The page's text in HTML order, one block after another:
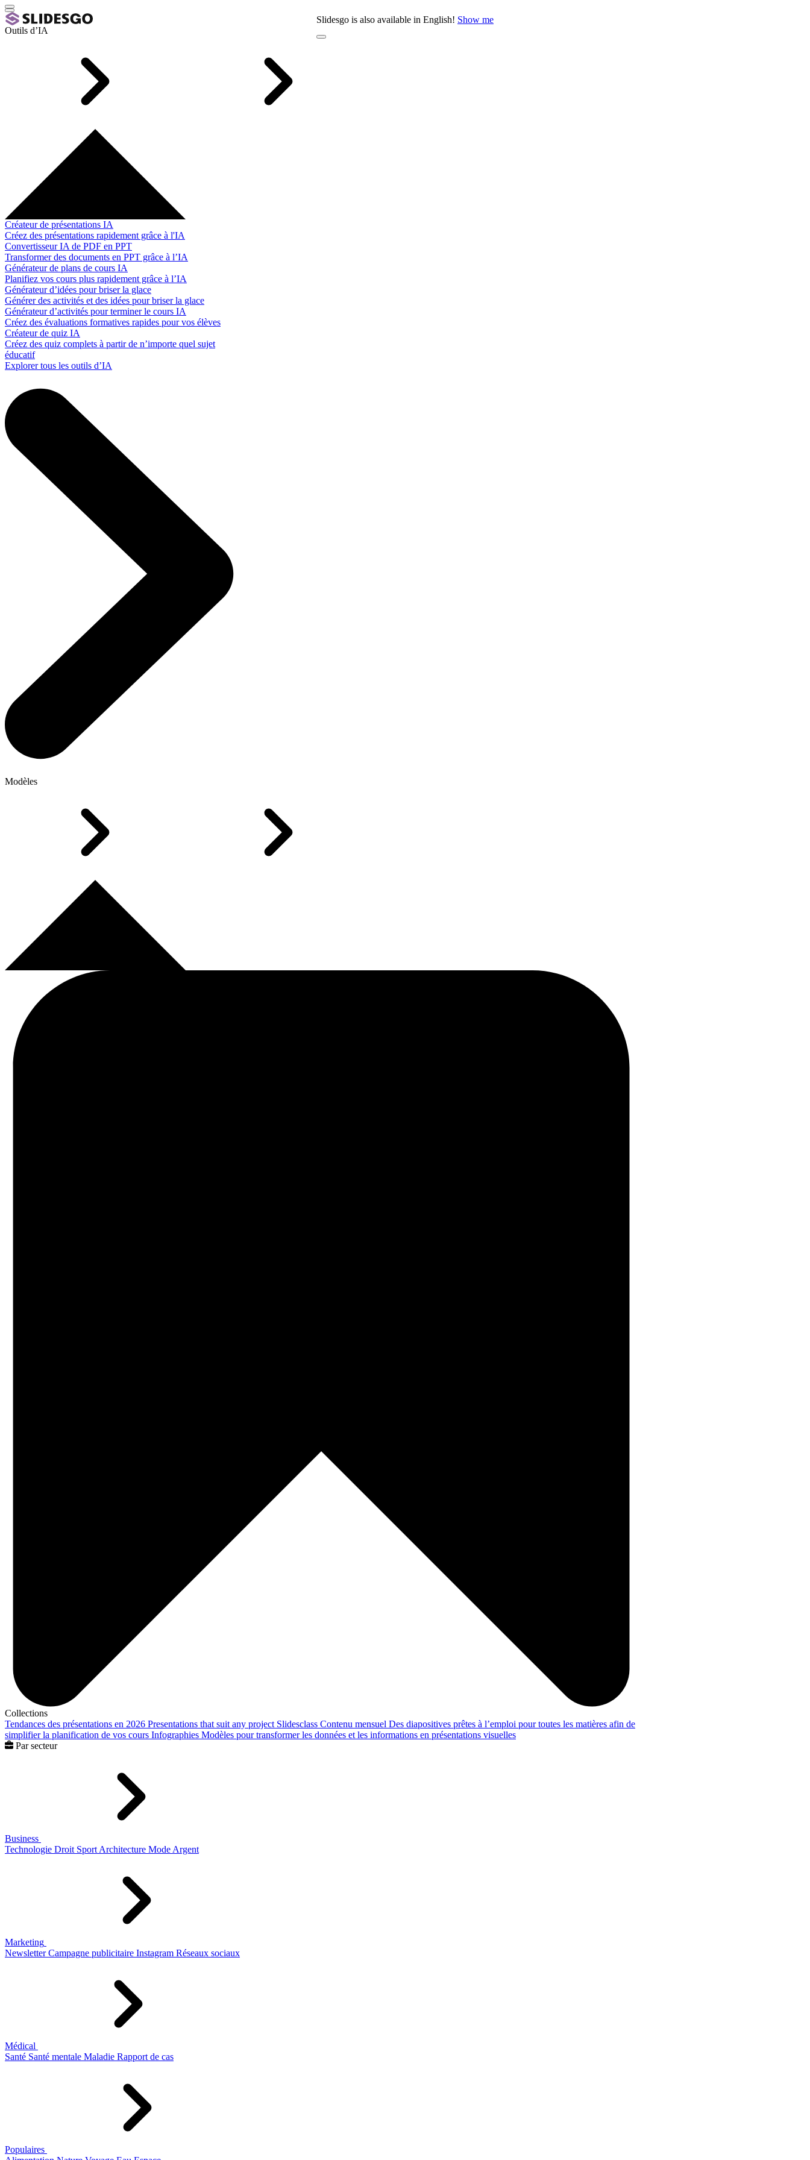
Slidesgo is also available in English! Show me
Outils d’IA
Créateur de présentations IA
Créez des présentations rapidement grâce à l'IA
Convertisseur IA de PDF en PPT
Transformer des documents en PPT grâce à l’IA
Générateur de plans de cours IA
Planifiez vos cours plus rapidement grâce à l’IA
Générateur d’idées pour briser la glace
Générer des activités et des idées pour briser la glace
Générateur d’activités pour terminer le cours IA
Créez des évaluations formatives rapides pour vos élèves
Créateur de quiz IA
Créez des quiz complets à partir de n’importe quel sujet
éducatif
Explorer tous les outils d’IA
Modèles
Collections
Tendances des présentations en 2026 Presentations that suit any project Slidesclass Contenu mensuel Des diapositives prêtes à l’emploi pour toutes les matières afin de
simplifier la planification de vos cours Infographies Modèles pour transformer les données et les informations en présentations visuelles
Par secteur
Business
Technologie Droit Sport Architecture Mode Argent
Marketing
Newsletter Campagne publicitaire Instagram Réseaux sociaux
Médical
Santé Santé mentale Maladie Rapport de cas
Populaires